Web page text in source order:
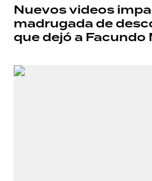
Nuevos videos
madrugada de
que dejó a